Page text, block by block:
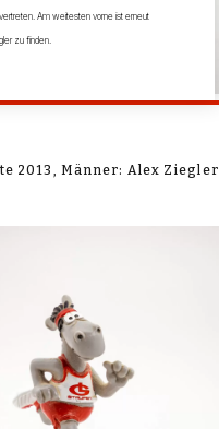
Am weitesten vorne ist erneut
zu finden.
2013, Männer: Alex